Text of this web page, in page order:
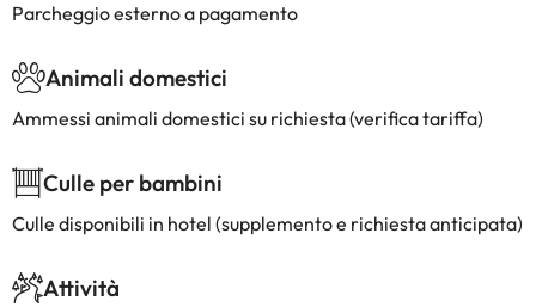
Parcheggio esterno a pagamento
Animali domestici
Ammessi animali domestici su richiesta (verifica tariffa)
Culle per bambini
Culle disponibili in hotel (supplemento e richiesta anticipata)
Attività